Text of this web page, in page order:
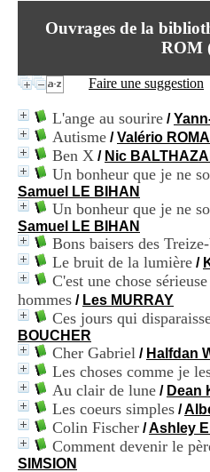
Ouvrages de la
ROM
Faire une suggestion
L'ange au sourire /
Autisme /Valério
Ben X / Nic
Un bonheur que je ne
Samuel LE BIHAN
Un bonheur que je ne
Samuel LE BIHAN
Bons baisers des
Le bruit de la lumière /
C'est une chose
hommes / Les MURRAY
Ces jours qui
BOUCHER
Cher Gabriel / Halfdan
Les choses comme je
Au clair de lune / Dean
Les coeurs simples /
Colin Fischer /Ashley
Comment devenir le
SIMSION
i
e
t
e
D
o
c
u
m
e
n
t
a
t
i
o
d
C
R
A
R
h